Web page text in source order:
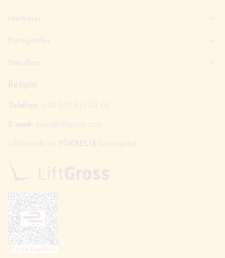
İletişim
Telefon: +90 312 815 52 05
E-mail: sales@liftgross.com
LiftGross® bir YÜKSELİŞ kuruluşudur.